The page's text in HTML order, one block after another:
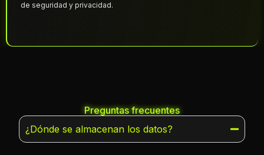
de seguridad y privacidad.
Preguntas frecuentes
Dudas sobre seguridad
¿Dónde se almacenan los datos?